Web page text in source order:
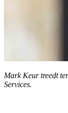
Mark Keur treedt
Services.